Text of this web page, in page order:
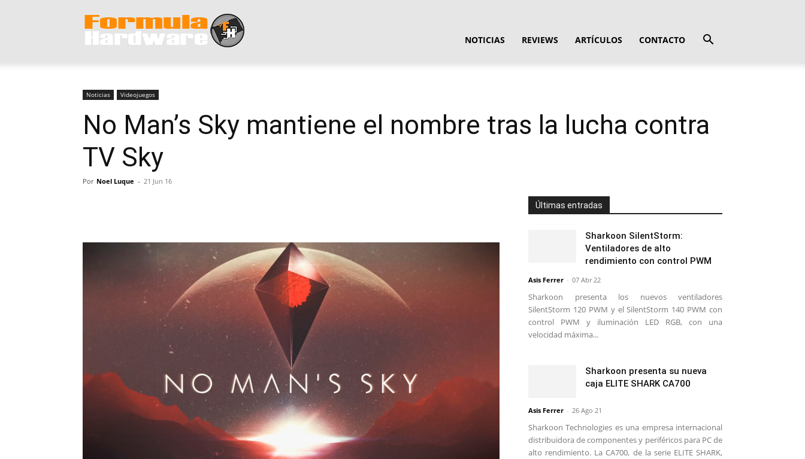
NOTICIAS REVIEWS ARTÍCULOS CONTACTO
Noticias Videojuegos
No Man’s Sky mantiene el nombre tras la lucha contra
TV Sky
Por Noel Luque - 21 Jun 16
Últimas entradas
Sharkoon SilentStorm:
Ventiladores de alto
rendimiento con control PWM
Asis Ferrer - 07 Abr 22
Sharkoon presenta los nuevos ventiladores
SilentStorm 120 PWM y el SilentStorm 140 PWM con
control PWM y iluminación LED RGB, con una
velocidad máxima...
Sharkoon presenta su nueva
caja ELITE SHARK CA700
Asis Ferrer - 26 Ago 21
Sharkoon Technologies es una empresa internacional
distribuidora de componentes y periféricos para PC de
alto rendimiento. La CA700, de la serie ELITE SHARK,